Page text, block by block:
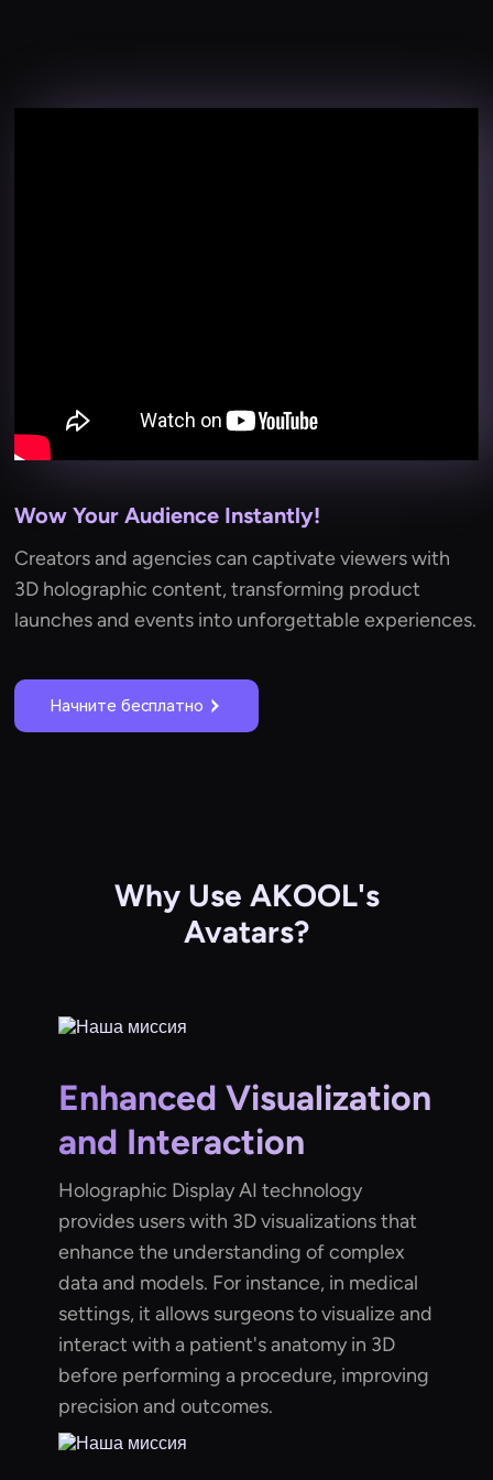
Wow Your Audience Instantly!
Creators and agencies can captivate viewers with
3D holographic content, transforming product
launches and events into unforgettable experiences.
Начните бесплатно
Why Use AKOOL's
Avatars?
Enhanced Visualization
and Interaction
Holographic Display AI technology
provides users with 3D visualizations that
enhance the understanding of complex
data and models. For instance, in medical
settings, it allows surgeons to visualize and
interact with a patient's anatomy in 3D
before performing a procedure, improving
precision and outcomes.